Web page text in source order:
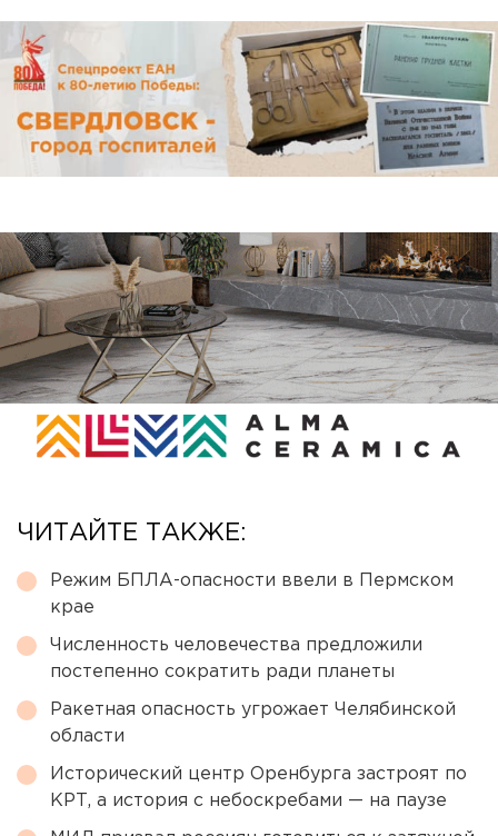
ЧИТАЙТЕ ТАКЖЕ:
Режим БПЛА-опасности ввели в Пермском
крае
Численность человечества предложили
постепенно сократить ради планеты
Ракетная опасность угрожает Челябинской
области
Исторический центр Оренбурга застроят по
КРТ, а история с небоскребами — на паузе